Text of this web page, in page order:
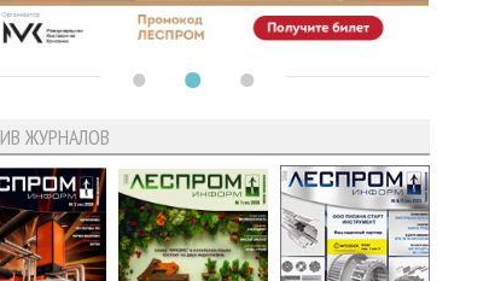
ЖУРНАЛОВ